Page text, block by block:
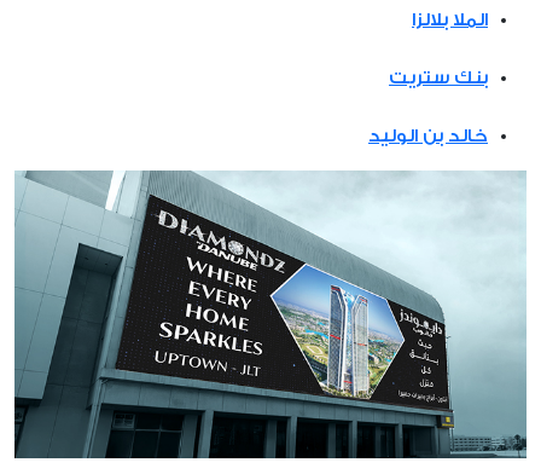
الملا بلالزا
بنك ستريت
خالد بن الوليد